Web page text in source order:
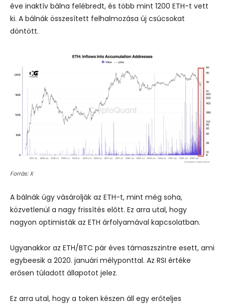
éve inaktív bálna felébredt, és több mint 1200 ETH-t vett
ki. A bálnák összesített felhalmozása új csúcsokat
döntött.
Forrás: X
A bálnák úgy vásárolják az ETH-t, mint még soha,
közvetlenül a nagy frissítés előtt. Ez arra utal, hogy
nagyon optimisták az ETH árfolyamával kapcsolatban.
Ugyanakkor az ETH/BTC pár éves támaszszintre esett, ami
egybeesik a 2020. januári mélyponttal. Az RSI értéke
erősen túladott állapotot jelez.
Ez arra utal, hogy a token készen áll egy erőteljes